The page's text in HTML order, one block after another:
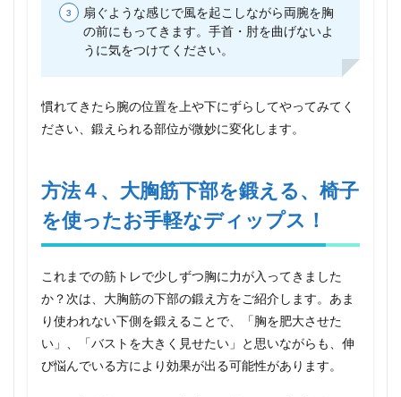
扇ぐような感じで風を起こしながら両腕を胸
の前にもってきます。手首・肘を曲げないよ
うに気をつけてください。
慣れてきたら腕の位置を上や下にずらしてやってみてく
ださい、鍛えられる部位が微妙に変化します。
方法４、大胸筋下部を鍛える、椅子
を使ったお手軽なディップス！
これまでの筋トレで少しずつ胸に力が入ってきました
か？次は、大胸筋の下部の鍛え方をご紹介します。あま
り使われない下側を鍛えることで、「胸を肥大させた
い」、「バストを大きく見せたい」と思いながらも、伸
び悩んでいる方により効果が出る可能性があります。